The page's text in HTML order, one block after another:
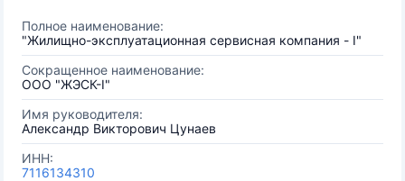
Полное наименование:
"Жилищно-эксплуатационная сервисная компания - I"
Сокращенное наименование:
ООО "ЖЭСК-I"
Имя руководителя:
Александр Викторович Цунаев
ИНН:
7116134310